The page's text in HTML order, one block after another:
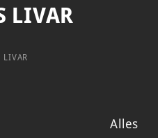
LIVAR
LIVAR
Alles